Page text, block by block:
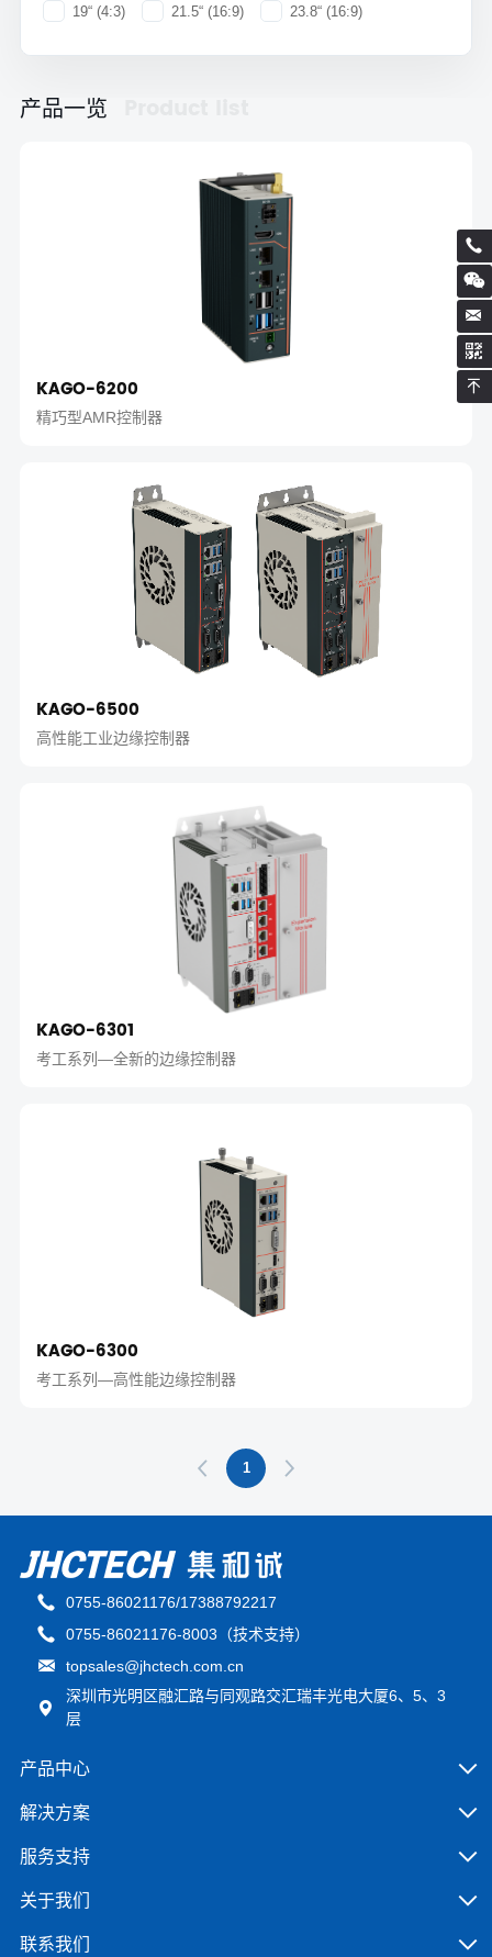
19“ (4:3)
21.5“ (16:9) 23.8“ (16:9)
产品一览
KAGO-6200
精巧型AMR控制器
KAGO-6500
高性能工业边缘控制器
KAGO-6301
考工系列—全新的边缘控制器
KAGO-6300
考工系列—高性能边缘控制器
1
0755-86021176/17388792217
0755-86021176-8003（技术支持）
topsales@jhctech.com.cn
深圳市光明区融汇路与同观路交汇瑞丰光电大厦6、5、3
层
产品中心
解决方案
服务支持
关于我们
联系我们